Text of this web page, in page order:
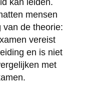
mensen
van de theorie:
vereist
en is niet
met